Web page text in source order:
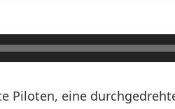
Piloten, eine